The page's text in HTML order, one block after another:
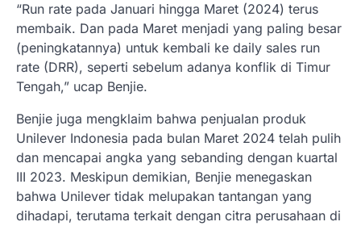
“Run rate pada Januari hingga Maret (2024) terus
membaik. Dan pada Maret menjadi yang paling besar
(peningkatannya) untuk kembali ke daily sales run
rate (DRR), seperti sebelum adanya konflik di Timur
Tengah,” ucap Benjie.
Benjie juga mengklaim bahwa penjualan produk
Unilever Indonesia pada bulan Maret 2024 telah pulih
dan mencapai angka yang sebanding dengan kuartal
III 2023. Meskipun demikian, Benjie menegaskan
bahwa Unilever tidak melupakan tantangan yang
dihadapi, terutama terkait dengan citra perusahaan di